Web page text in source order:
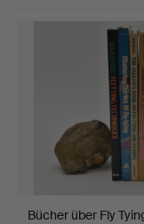
Bücher über Fly